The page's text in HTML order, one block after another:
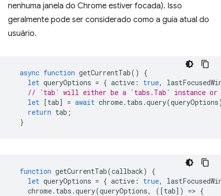
nenhuma janela do Chrome estiver focada). Isso
geralmente pode ser considerado como a guia atual do
usuário.
async function getCurrentTab()
{
let queryOptions = { active : true,
// `tab` will either be a `tabs.Tab` instance or
let [tab] = await chrome. tabs .query(queryOptions
return tab ;
}
function getCurrentTab(callback)
{
let queryOptions = { active : true,
chrome. tabs .query(queryOptions, ([tab]) => {